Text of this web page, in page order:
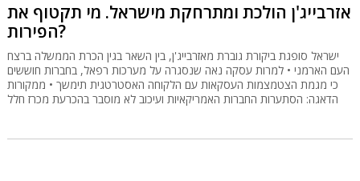
אזרבייג'ן הולכת ומתרחקת מישראל. מי תקטוף את
הפירות?
ישראל סופגת ביקורת גוברת מאזרבייג'ן, בין השאר בגין הכרת הממשלה ברצח
העם הארמני • למרות עסקה נאה שנסגרה על מערכות רפאל, בחברות חוששים
כי מגמת הצטמצמות העסקאות עם הלקוחה האסטרטגית תימשך • ממקורות
הדאגה: הסתערות החברות האמריקאיות ועיכוב לא מוסבר בהכרעת מכרז חלל